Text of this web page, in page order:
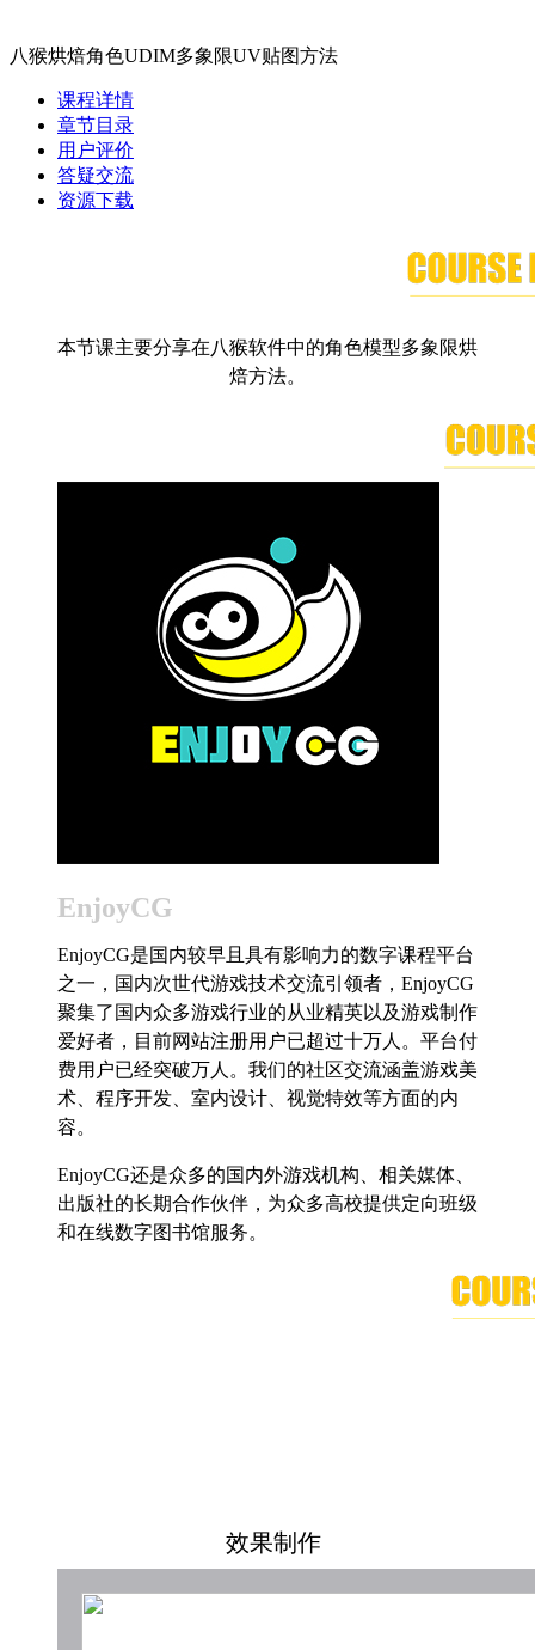
八猴烘焙角色UDIM多象限UV贴图方法
课程详情
章节目录
用户评价
答疑交流
资源下载
本节课主要分享在八猴软件中的角色模型多象限烘
焙方法。
EnjoyCG
EnjoyCG是国内较早且具有影响力的数字课程平台
之一，国内次世代游戏技术交流引领者，EnjoyCG
聚集了国内众多游戏行业的从业精英以及游戏制作
爱好者，目前网站注册用户已超过十万人。平台付
费用户已经突破万人。我们的社区交流涵盖游戏美
术、程序开发、室内设计、视觉特效等方面的内
容。
EnjoyCG还是众多的国内外游戏机构、相关媒体、
出版社的长期合作伙伴，为众多高校提供定向班级
和在线数字图书馆服务。
效果制作